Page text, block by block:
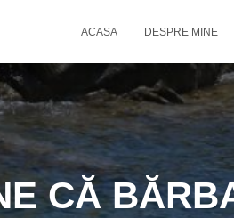
ACASA DESPRE MINE
CĂ